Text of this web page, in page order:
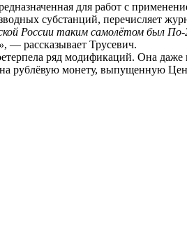
для работ с
субстанций, перечисляет
России таким самолётом был
, — рассказывает Трусевич.
ряд модификаций. Она
рублёвую монету, выпущенную